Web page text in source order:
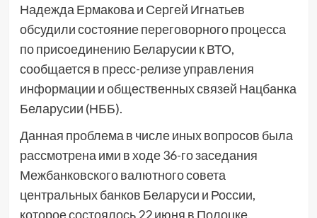
Надежда Ермакова и Сергей Игнатьев
обсудили состояние переговорного процесса
по присоединению Беларусии к ВТО,
сообщается в пресс-релизе управления
информации и общественных связей Нацбанка
Беларусии (НББ).
Данная проблема в числе иных вопросов была
рассмотрена ими в ходе 36-го заседания
Межбанковского валютного совета
центральных банков Беларуси и России,
которое состоялось 22 июня в Полоцке.